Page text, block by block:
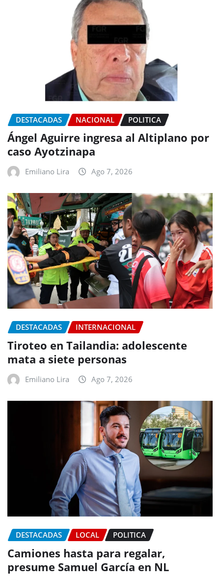
DESTACADAS NACIONAL POLITICA
Ángel Aguirre ingresa al Altiplano por
caso Ayotzinapa
Emiliano Lira Ago 7, 2026
DESTACADAS INTERNACIONAL
Tiroteo en Tailandia: adolescente
mata a siete personas
Emiliano Lira Ago 7, 2026
DESTACADAS LOCAL POLITICA
Camiones hasta para regalar,
presume Samuel García en NL